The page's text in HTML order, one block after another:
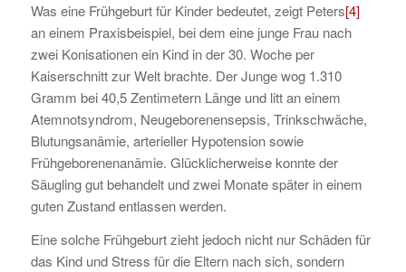
Was eine Frühgeburt für Kinder bedeutet, zeigt Peters[4]
an einem Praxisbeispiel, bei dem eine junge Frau nach
zwei Konisationen ein Kind in der 30. Woche per
Kaiserschnitt zur Welt brachte. Der Junge wog 1.310
Gramm bei 40,5 Zentimetern Länge und litt an einem
Atemnotsyndrom, Neugeborenensepsis, Trinkschwäche,
Blutungsanämie, arterieller Hypotension sowie
Frühgeborenenanämie. Glücklicherweise konnte der
Säugling gut behandelt und zwei Monate später in einem
guten Zustand entlassen werden.
Eine solche Frühgeburt zieht jedoch nicht nur Schäden für
das Kind und Stress für die Eltern nach sich, sondern